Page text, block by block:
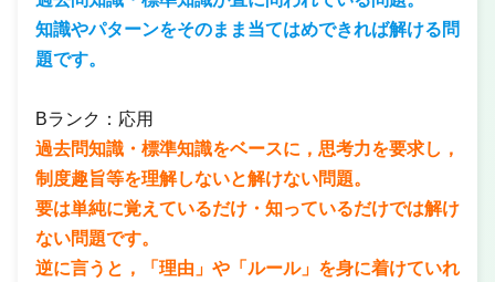
知識やパターンをそのまま当てはめできれば解ける問
題です。
Bランク：応用
過去問知識・標準知識をベースに，思考力を要求し，
制度趣旨等を理解しないと解けない問題。
要は単純に覚えているだけ・知っているだけでは解け
ない問題です。
逆に言うと，「理由」や「ルール」を身に着けていれ